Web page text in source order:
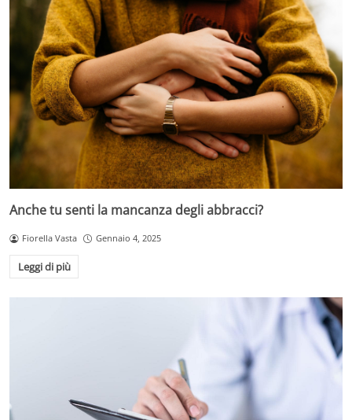
Anche tu senti la mancanza degli abbracci?
Fiorella Vasta Gennaio 4, 2025
Leggi di più